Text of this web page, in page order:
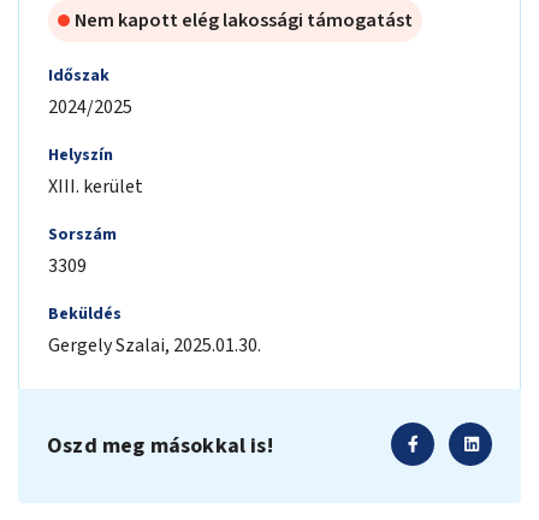
Nem kapott elég lakossági támogatást
Időszak
2024/2025
Helyszín
XIII. kerület
Sorszám
3309
Beküldés
GergelySzalai, 2025.01.30.
Oszd meg másokkal is!